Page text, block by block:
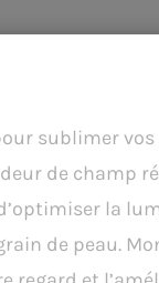
sublimer
de champ
la
de peau.